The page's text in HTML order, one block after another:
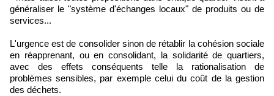
généraliser le "système d'échanges locaux" de produits ou de
services...
L'urgence est de consolider sinon de rétablir la cohésion sociale
en réapprenant, ou en consolidant, la solidarité de quartiers,
avec des effets conséquents telle la rationalisation de
problèmes sensibles, par exemple celui du coût de la gestion
des déchets.